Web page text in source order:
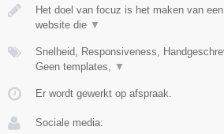
Het doel van focuz is het maken van
website die ▼
Snelheid, Responsiveness,
Geen templates, ▼
Er wordt gewerkt op afspraak.
Sociale media: